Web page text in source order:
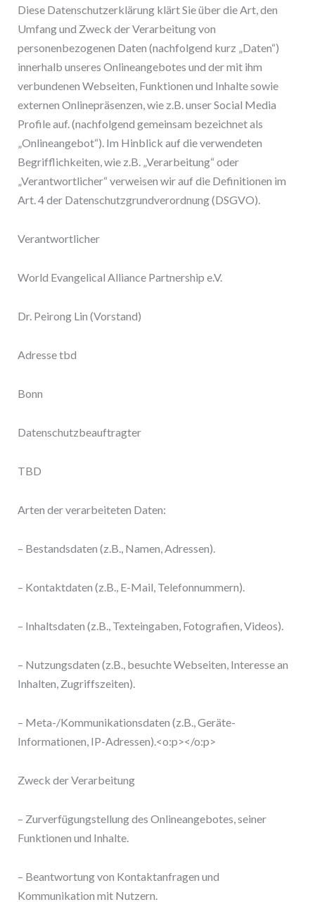
Diese Datenschutzerklärung klärt Sie über die Art, den
Umfang und Zweck der Verarbeitung von
personenbezogenen Daten (nachfolgend kurz „Daten“)
innerhalb unseres Onlineangebotes und der mit ihm
verbundenen Webseiten, Funktionen und Inhalte sowie
externen Onlinepräsenzen, wie z.B. unser Social Media
Profile auf. (nachfolgend gemeinsam bezeichnet als
„Onlineangebot“). Im Hinblick auf die verwendeten
Begrifflichkeiten, wie z.B. „Verarbeitung“ oder
„Verantwortlicher“ verweisen wir auf die Definitionen im
Art. 4 der Datenschutzgrundverordnung (DSGVO).
Verantwortlicher
World Evangelical Alliance Partnership e.V.
Dr. Peirong Lin (Vorstand)
Adresse tbd
Bonn
Datenschutzbeauftragter
TBD
Arten der verarbeiteten Daten:
– Bestandsdaten (z.B., Namen, Adressen).
– Kontaktdaten (z.B., E-Mail, Telefonnummern).
– Inhaltsdaten (z.B., Texteingaben, Fotografien, Videos).
– Nutzungsdaten (z.B., besuchte Webseiten, Interesse an
Inhalten, Zugriffszeiten).
– Meta-/Kommunikationsdaten (z.B., Geräte-
Informationen, IP-Adressen).<o:p></o:p>
Zweck der Verarbeitung
– Zurverfügungstellung des Onlineangebotes, seiner
Funktionen und Inhalte.
– Beantwortung von Kontaktanfragen und
Kommunikation mit Nutzern.